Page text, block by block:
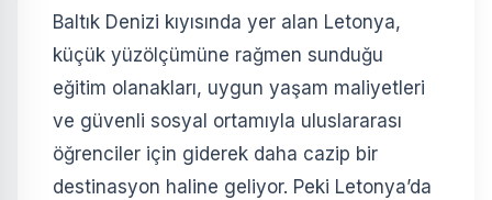
Baltık Denizi kıyısında yer alan Letonya,
küçük yüzölçümüne rağmen sunduğu
eğitim olanakları, uygun yaşam maliyetleri
ve güvenli sosyal ortamıyla uluslararası
öğrenciler için giderek daha cazip bir
destinasyon haline geliyor. Peki Letonya’da